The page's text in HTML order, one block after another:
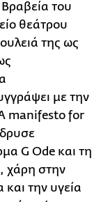
του
θεάτρου
της ως
με την
manifesto for
G Ode και τη
χάρη στην
και την υγεία